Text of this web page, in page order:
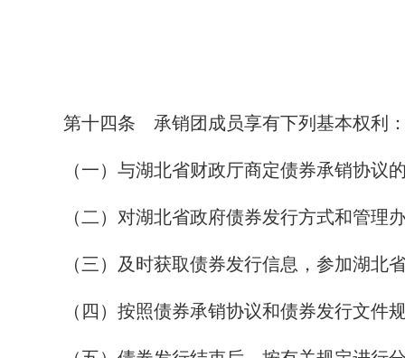
第十四条 承销团成员享有下列基本权利
（一）与湖北省财政厅商定债券承销协议
（二）对湖北省政府债券发行方式和管理
（三）及时获取债券发行信息，参加湖
（四）按照债券承销协议和债券发行文件